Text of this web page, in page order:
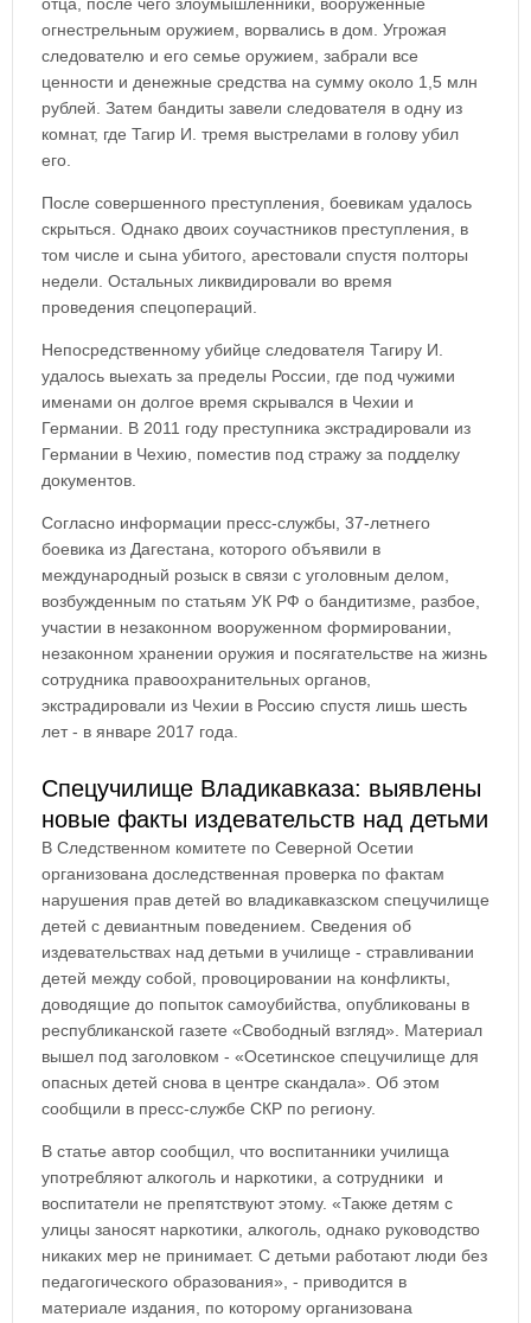
огнестрельным оружием, ворвались в дом. Угрожая
следователю и его семье оружием, забрали все
ценности и денежные средства на сумму около 1,5 млн
рублей. Затем бандиты завели следователя в одну из
комнат, где Тагир И. тремя выстрелами в голову убил
его.
После совершенного преступления, боевикам удалось
скрыться. Однако двоих соучастников преступления, в
том числе и сына убитого, арестовали спустя полторы
недели. Остальных ликвидировали во время
проведения спецопераций.
Непосредственному убийце следователя Тагиру И.
удалось выехать за пределы России, где под чужими
именами он долгое время скрывался в Чехии и
Германии. В 2011 году преступника экстрадировали из
Германии в Чехию, поместив под стражу за подделку
документов.
Согласно информации пресс-службы, 37-летнего
боевика из Дагестана, которого объявили в
международный розыск в связи с уголовным делом,
возбужденным по статьям УК РФ о бандитизме, разбое,
участии в незаконном вооруженном формировании,
незаконном хранении оружия и посягательстве на жизнь
сотрудника правоохранительных органов,
экстрадировали из Чехии в Россию спустя лишь шесть
лет - в январе 2017 года.
Спецучилище Владикавказа: выявлены
новые факты издевательств над детьми
В Следственном комитете по Северной Осетии
организована доследственная проверка по фактам
нарушения прав детей во владикавказском спецучилище
детей с девиантным поведением. Сведения об
издевательствах над детьми в училище - стравливании
детей между собой, провоцировании на конфликты,
доводящие до попыток самоубийства, опубликованы в
республиканской газете «Свободный взгляд». Материал
вышел под заголовком - «Осетинское спецучилище для
опасных детей снова в центре скандала». Об этом
сообщили в пресс-службе СКР по региону.
В статье автор сообщил, что воспитанники училища
употребляют алкоголь и наркотики, а сотрудники и
воспитатели не препятствуют этому. «Также детям с
улицы заносят наркотики, алкоголь, однако руководство
никаких мер не принимает. С детьми работают люди без
педагогического образования», - приводится в
материале издания, по которому организована